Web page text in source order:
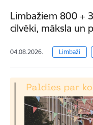
Limbažiem 800 +
cilvēki, māksla un
04.08.2026. Limbaži